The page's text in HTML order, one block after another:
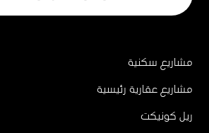
Project
Footer
مشاريع سكنية
مشاريع عقارية رئيسية
ريل كونيكت